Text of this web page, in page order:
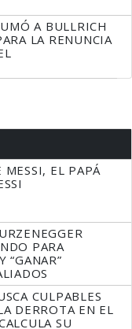
A BULLRICH
LA RENUNCIA
MESSI, EL PAPÁ
PARA
“GANAR”
CULPABLES
DERROTA EN EL
SU